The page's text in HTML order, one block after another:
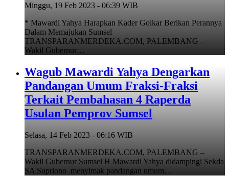
Minggu, 19 Feb 2023 - 06:39 WIB
* Mawardi Yahya Harapkan Kader Golkar Berikan Perannya
Dalam Memajukan Sumsel
TRANSPARANMERDEKA.COM, PALEMBANG –
Wakil Gubernur…
Wagub Mawardi Yahya Dengarkan
Pandangan Umum Fraksi-Fraksi
Terkait Pembahasan 4 Raperda
Usulan Pemprov Sumsel
Selasa, 14 Feb 2023 - 06:16 WIB
TRANSPARANMERDEKA.COM, PALEMBANG –
Wakil Gubernur Sumsel H Mawardi Yahya didampingi Sekda
SA Supriono menyimak pandangan umum…